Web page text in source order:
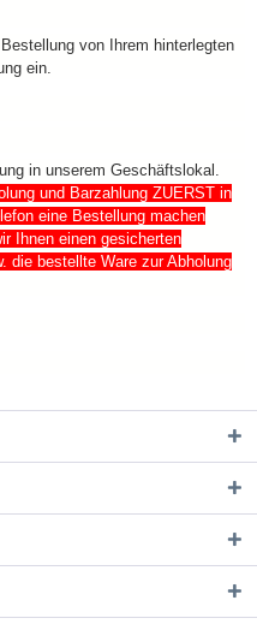
von Ihrem hinterlegten
ein.
in unserem Geschäftslokal.
und Barzahlung ZUERST in
eine Bestellung machen
Ihnen einen gesicherten
die bestellte Ware zur Abholung